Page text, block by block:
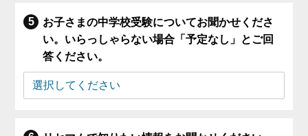
お子さまの中学校受験についてお聞かせくださ
い。いらっしゃらない場合「予定なし」とご回
答ください。